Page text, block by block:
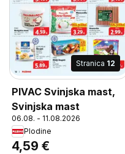
Stranica 12
PIVAC Svinjska mast,
Svinjska mast
06.08. - 11.08.2026
Plodine
4,59 €